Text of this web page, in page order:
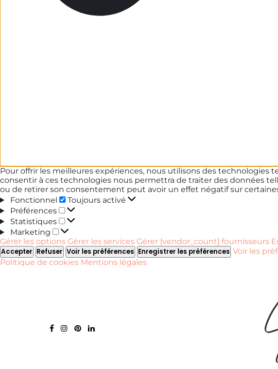
Pour offrir les meilleures expériences, nous utilisons des technologies
consentir à ces technologies nous permettra de traiter des données
ou de retirer son consentement peut avoir un effet négatif sur
Fonctionnel
Fonctionnel
Toujours activé
Préférences
Préférences
Statistiques
Statistiques
Marketing
Marketing
Gérer les options Gérer les services Gérer {vendor_count} fournisseurs
Accepter Refuser Voir les préférences Enregistrer les préférences Voir les
Politique de cookies Mentions légales